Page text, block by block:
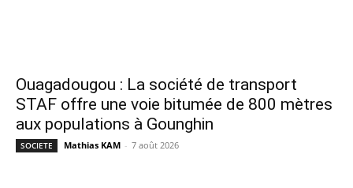
Ouagadougou : La société de transport
STAF offre une voie bitumée de 800 mètres
aux populations à Gounghin
SOCIETE Mathias KAM - 7 août 2026